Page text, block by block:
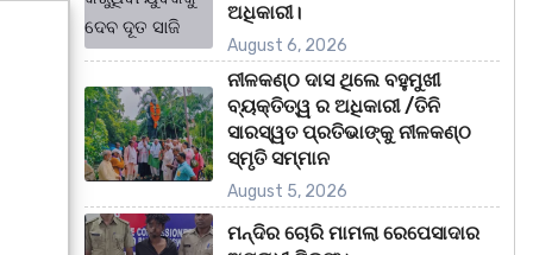
ଅଧିକାରୀ।
August 6, 2026
ନୀଳକଣ୍ଠ ଦାସ ଥିଲେ ବହୁମୁଖୀ
ବ୍ୟକ୍ତିତ୍ୱ ର ଅଧିକାରୀ /ତିନି
ସାରସ୍ୱତ ପ୍ରତିଭାଙ୍କୁ ନୀଳକଣ୍ଠ
ସ୍ମୃତି ସମ୍ମାନ
August 5, 2026
ମନ୍ଦିର ଚୋରି ମାମଲା ରେପେସାଦାର